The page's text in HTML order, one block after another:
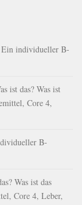
Ein individueller B-
ist das? Was ist
Core 4,
B-
Was ist das
Core 4, Leber,